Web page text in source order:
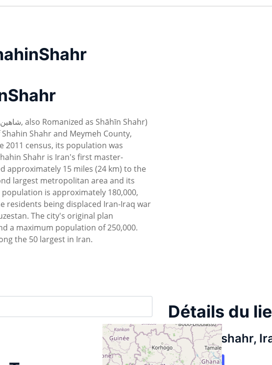
Shahr and Meymeh County,
2011 census, its population was
Shahr is Iran's first master-
approximately 15 miles (24 km) to the
largest metropolitan area and its
is approximately 180,000,
residents being displaced Iran-Iraq war
The city's original plan
a maximum population of 250,000.
the 50 largest in Iran.
Détails du
shahinshahr,